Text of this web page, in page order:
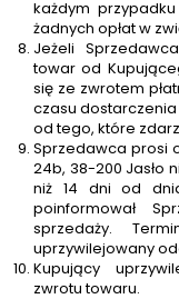
każdym
żadnych opłat w
Jeżeli
towar od
się ze zwrotem
czasu
od tego, które
Sprzedawca prosi
24b, 38-200 Jasło
niż 14 dni od
poinformował
sprzedaży.
uprzywilejowany
Kupujący
zwrotu towaru.